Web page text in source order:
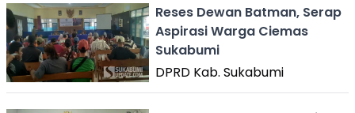
Reses Dewan Batman, Serap
Aspirasi Warga Ciemas
Sukabumi
DPRD Kab. Sukabumi